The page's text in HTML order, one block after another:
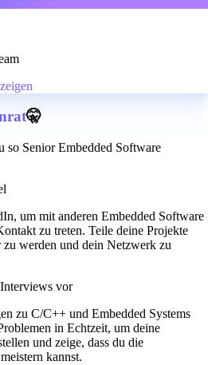
🤫
so Senior Embedded Software
um mit anderen Embedded Software
zu treten. Teile deine Projekte
werden und dein Netzwerk zu
vor
zu C/C++ und Embedded Systems
in Echtzeit, um deine
und zeige, dass du die
kannst.